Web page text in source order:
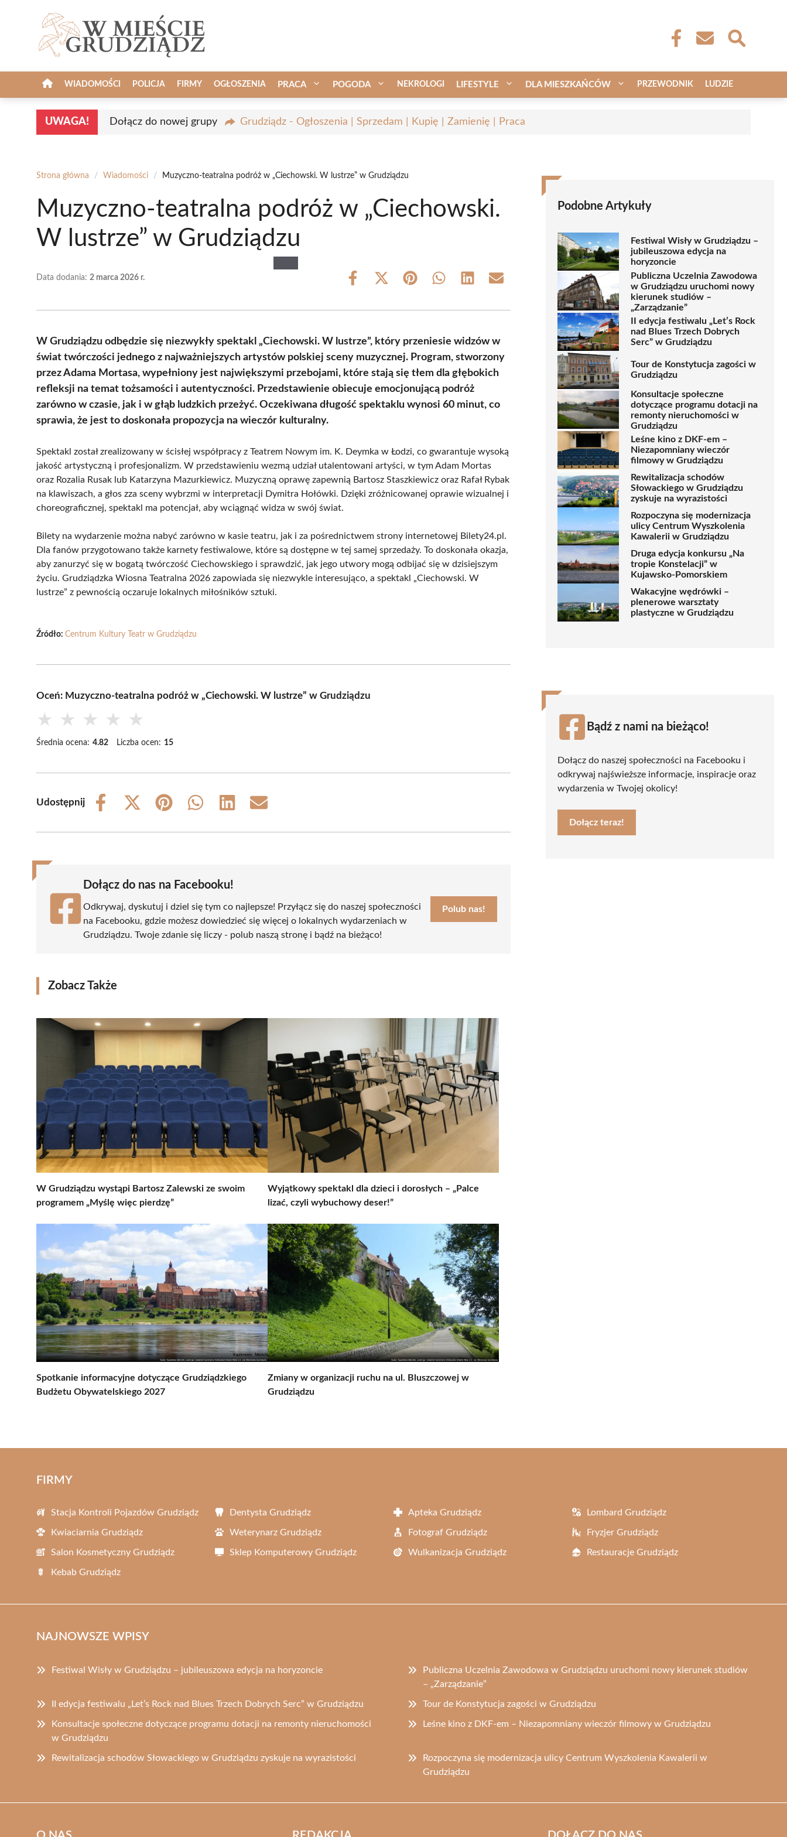
WIADOMOŚCI POLICJA FIRMY OGŁOSZENIA PRACA POGODA NEKROLOGI LIFESTYLE DLA MIESZKAŃCÓW PRZEWODNIK LUDZIE
UWAGA! Dołącz do nowej grupy Grudziądz - Ogłoszenia | Sprzedam | Kupię | Zamienię | Praca
Strona główna / Wiadomości / Muzyczno-teatralna podróż w „Ciechowski. W lustrze” w Grudziądzu
Muzyczno-teatralna podróż w „Ciechowski.
W lustrze” w Grudziądzu
Data dodania: 2 marca 2026 r.
Share
Share
(Twitter)
Share Share Share Share
W Grudziądzu odbędzie się niezwykły spektakl „Ciechowski. W lustrze”, który przeniesie widzów w
świat twórczości jednego z najważniejszych artystów polskiej sceny muzycznej. Program, stworzony
przez Adama Mortasa, wypełniony jest największymi przebojami, które stają się tłem dla głębokich
refleksji na temat tożsamości i autentyczności. Przedstawienie obiecuje emocjonującą podróż
zarówno w czasie, jak i w głąb ludzkich przeżyć. Oczekiwana długość spektaklu wynosi 60 minut, co
sprawia, że jest to doskonała propozycja na wieczór kulturalny.
Spektakl został zrealizowany w ścisłej współpracy z Teatrem Nowym im. K. Deymka w Łodzi, co gwarantuje wysoką
jakość artystyczną i profesjonalizm. W przedstawieniu wezmą udział utalentowani artyści, w tym Adam Mortas
oraz Rozalia Rusak lub Katarzyna Mazurkiewicz. Muzyczną oprawę zapewnią Bartosz Staszkiewicz oraz Rafał Rybak
na klawiszach, a głos zza sceny wybrzmi w interpretacji Dymitra Hołówki. Dzięki zróżnicowanej oprawie wizualnej i
choreograficznej, spektakl ma potencjał, aby wciągnąć widza w swój świat.
Bilety na wydarzenie można nabyć zarówno w kasie teatru, jak i za pośrednictwem strony internetowej Bilety24.pl.
Dla fanów przygotowano także karnety festiwalowe, które są dostępne w tej samej sprzedaży. To doskonała okazja,
aby zanurzyć się w bogatą twórczość Ciechowskiego i sprawdzić, jak jego utwory mogą odbijać się w dzisiejszym
życiu. Grudziądzka Wiosna Teatralna 2026 zapowiada się niezwykle interesująco, a spektakl „Ciechowski. W
lustrze” z pewnością oczaruje lokalnych miłośników sztuki.
Źródło: Centrum Kultury Teatr w Grudziądzu
Oceń: Muzyczno-teatralna podróż w „Ciechowski. W lustrze” w Grudziądzu
★ ★ ★ ★ ★
Średnia ocena: 4.82 Liczba ocen: 15
Udostępnij
Share
Share
(Twitter)
Share
Share
Share
Share
Dołącz do nas na Facebooku!
Odkrywaj, dyskutuj i dziel się tym co najlepsze! Przyłącz się do naszej społeczności
na Facebooku, gdzie możesz dowiedzieć się więcej o lokalnych wydarzeniach w
Grudziądzu. Twoje zdanie się liczy - polub naszą stronę i bądź na bieżąco!
Polub nas!
Zobacz Także
W Grudziądzu wystąpi Bartosz Zalewski ze swoim
programem „Myślę więc pierdzę”
Wyjątkowy spektakl dla dzieci i dorosłych – „Palce
lizać, czyli wybuchowy deser!”
Spotkanie informacyjne dotyczące Grudziądzkiego
Budżetu Obywatelskiego 2027
Zmiany w organizacji ruchu na ul. Bluszczowej w
Grudziądzu
Podobne Artykuły
Festiwal Wisły w Grudziądzu –
jubileuszowa edycja na
horyzoncie
Publiczna Uczelnia Zawodowa
w Grudziądzu uruchomi nowy
kierunek studiów –
„Zarządzanie”
II edycja festiwalu „Let’s Rock
nad Blues Trzech Dobrych
Serc” w Grudziądzu
Tour de Konstytucja zagości w
Grudziądzu
Konsultacje społeczne
dotyczące programu dotacji na
remonty nieruchomości w
Grudziądzu
Leśne kino z DKF-em –
Niezapomniany wieczór
filmowy w Grudziądzu
Rewitalizacja schodów
Słowackiego w Grudziądzu
zyskuje na wyrazistości
Rozpoczyna się modernizacja
ulicy Centrum Wyszkolenia
Kawalerii w Grudziądzu
Druga edycja konkursu „Na
tropie Konstelacji” w
Kujawsko-Pomorskiem
Wakacyjne wędrówki –
plenerowe warsztaty
plastyczne w Grudziądzu
Bądź z nami na bieżąco!
Dołącz do naszej społeczności na Facebooku i
odkrywaj najświeższe informacje, inspiracje oraz
wydarzenia w Twojej okolicy!
Dołącz teraz!
FIRMY
Stacja Kontroli Pojazdów Grudziądz Dentysta Grudziądz Apteka Grudziądz Lombard Grudziądz
Kwiaciarnia Grudziądz Weterynarz Grudziądz Fotograf Grudziądz Fryzjer Grudziądz
Salon Kosmetyczny Grudziądz Sklep Komputerowy Grudziądz Wulkanizacja Grudziądz Restauracje Grudziądz
Kebab Grudziądz
NAJNOWSZE WPISY
Festiwal Wisły w Grudziądzu – jubileuszowa edycja na horyzoncie
Publiczna Uczelnia Zawodowa w Grudziądzu uruchomi nowy kierunek studiów
– „Zarządzanie”
II edycja festiwalu „Let’s Rock nad Blues Trzech Dobrych Serc” w Grudziądzu Tour de Konstytucja zagości w Grudziądzu
Konsultacje społeczne dotyczące programu dotacji na remonty nieruchomości
w Grudziądzu
Leśne kino z DKF-em – Niezapomniany wieczór filmowy w Grudziądzu
Rewitalizacja schodów Słowackiego w Grudziądzu zyskuje na wyrazistości
Rozpoczyna się modernizacja ulicy Centrum Wyszkolenia Kawalerii w
Grudziądzu